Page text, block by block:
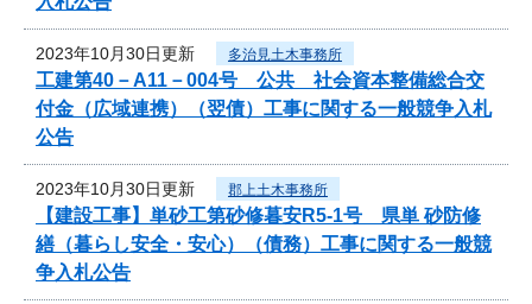
2023年10月30日更新 多治見土木事務所
工建第40－A11－004号 公共 社会資本整備総合交
付金（広域連携）（翌債）工事に関する一般競争入札
公告
2023年10月30日更新 郡上土木事務所
【建設工事】単砂工第砂修暮安R5-1号 県単 砂防修
繕（暮らし安全・安心）（債務）工事に関する一般競
争入札公告